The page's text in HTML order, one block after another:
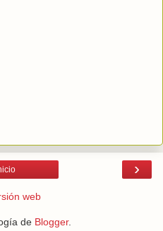
›
web
de Blogger.